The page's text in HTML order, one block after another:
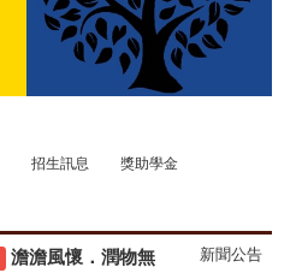
招生訊息 獎助學金
澹澹風懷．潤物無
新聞公告